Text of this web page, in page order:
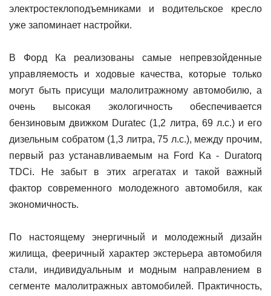
электростеклоподъемниками и водительское кресло
уже запоминает настройки.
В Форд Ка реализованы самые непревзойденные
управляемость и ходовые качества, которые только
могут быть присущи малолитражному автомобилю, а
очень высокая экологичность обеспечивается
бензиновым движком Duratec (1,2 литра, 69 л.с.) и его
дизельным собратом (1,3 литра, 75 л.с.), между прочим,
первый раз устанавливаемым на Ford Ka - Duratorq
TDCi. Не забыт в этих агрегатах и такой важный
фактор современного молодежного автомобиля, как
экономичность.
По настоящему энергичный и молодежный дизайн
жилища, фееричный характер экстерьера автомобиля
стали, индивидуальным и модным направлением в
сегменте малолитражных автомобилей. Практичность,